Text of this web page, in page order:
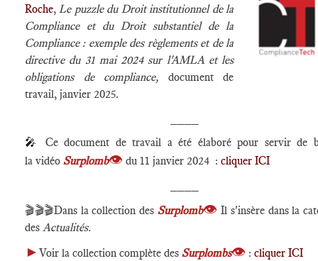
Roche,Le puzzle du Droit institutionnel de la
Compliance et du Droit substantiel de la
Compliance : exemple des règlements et de la
directive du 31 mai 2024 sur l'AMLA et les
obligations de compliance, document de
travail, janvier 2025.
🎤 Ce document de travail a été élaboré pour servir de
la vidéo Surplomb👁 du 11 janvier 2024 : cliquer ICI
🎬🎬🎬Dans la collection des Surplomb👁 Il s'insère dans la
des Actualités.
► Voir la collection complète des Surplombs👁 : cliquer ICI